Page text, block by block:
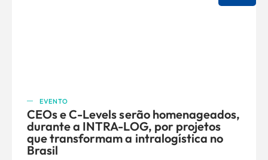
EVENTO
CEOs e C-Levels serão homenageados,
durante a INTRA-LOG, por projetos
que transformam a intralogística no
Brasil